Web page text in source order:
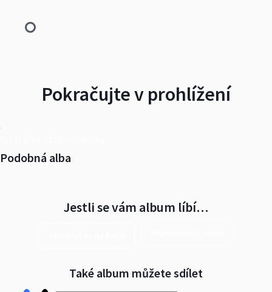
Pokračujte v prohlížení
Podobná alba
Jestli se vám album líbí…
Také album můžete sdílet